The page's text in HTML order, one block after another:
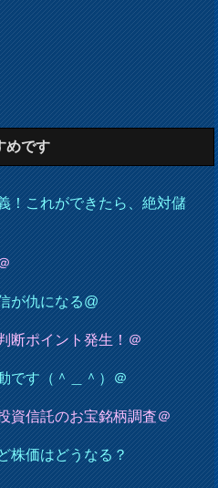
めです
！これができたら、絶対儲
が仇になる@
断ポイント発生！＠
です（＾＿＾）＠
資信託のお宝銘柄調査＠
株価はどうなる？